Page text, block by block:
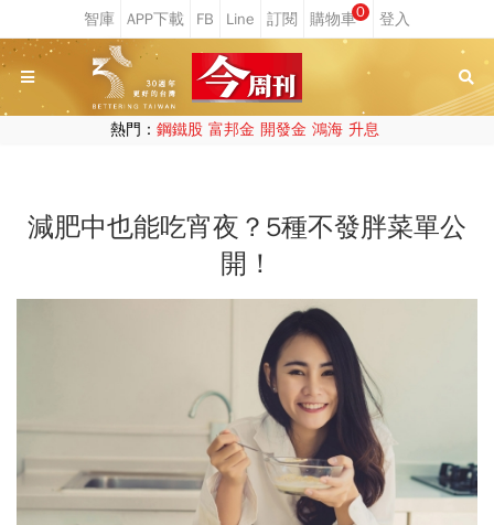
0
熱門： 鋼鐵股 富邦金 開發金 鴻海 升息
減肥中也能吃宵夜？5種不發胖菜單公
開！